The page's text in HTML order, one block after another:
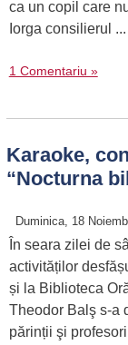
ca un copil care
Iorga consilierul ...
1 Comentariu »
Karaoke,
“Nocturna
Duminica, 18
În seara zilei de
activităților
și la Biblioteca
Theodor Balş s-a
părinții şi